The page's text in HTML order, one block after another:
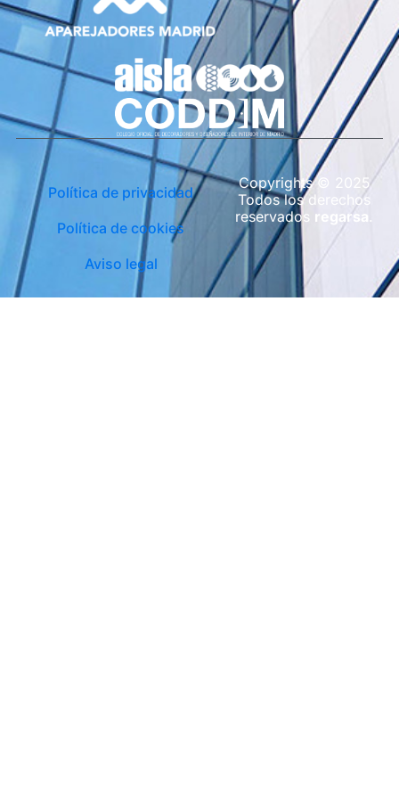
Política de privacidad
Política de cookies
Aviso legal
Copyrights © 2025
Todos los derechos
reservados regarsa .